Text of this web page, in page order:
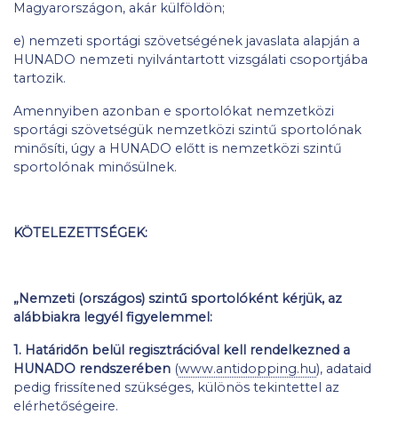
Magyarországon, akár külföldön;
e) nemzeti sportági szövetségének javaslata alapján a
HUNADO nemzeti nyilvántartott vizsgálati csoportjába
tartozik.
Amennyiben azonban e sportolókat nemzetközi
sportági szövetségük nemzetközi szintű sportolónak
minősíti, úgy a HUNADO előtt is nemzetközi szintű
sportolónak minősülnek.
KÖTELEZETTSÉGEK:
„Nemzeti (országos) szintű sportolóként kérjük, az
alábbiakra legyél figyelemmel:
1. Határidőn belül regisztrációval kell rendelkezned a
HUNADO rendszerében (www.antidopping.hu), adataid
pedig frissítened szükséges, különös tekintettel az
elérhetőségeire.